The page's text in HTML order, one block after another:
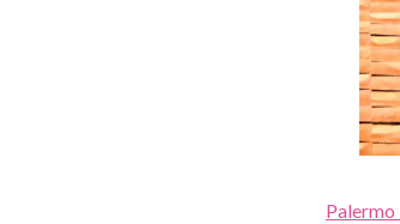
Palermo